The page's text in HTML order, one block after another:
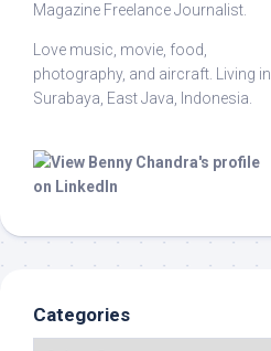
Magazine Freelance Journalist.
Love music, movie, food,
photography, and aircraft. Living in
Surabaya, East Java, Indonesia.
Categories